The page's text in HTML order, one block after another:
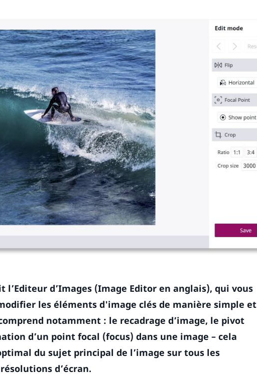
l’Editeur d’Images (Image Editor en anglais), qui vous
les éléments d'image clés de manière simple et
notamment : le recadrage d’image, le pivot
d’un point focal (focus) dans une image – cela
du sujet principal de l’image sur tous les
d’écran.